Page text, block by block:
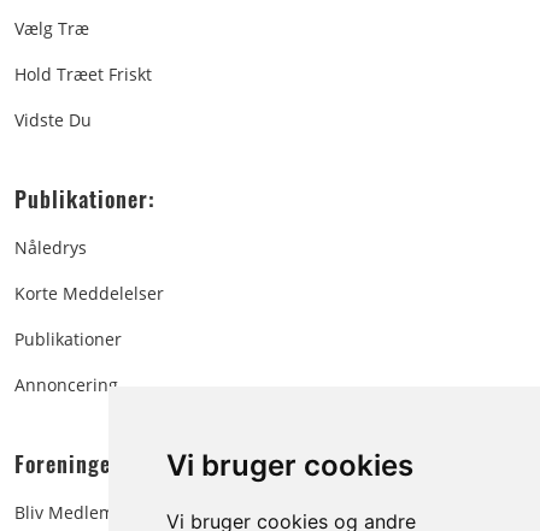
Vi bruger cookies
Vi bruger cookies og andre
Vælg Træ
Hold Træet Friskt
Vidste Du
Publikationer:
Nåledrys
Korte Meddelelser
Publikationer
Annoncering
Foreningen:
Bliv Medlem